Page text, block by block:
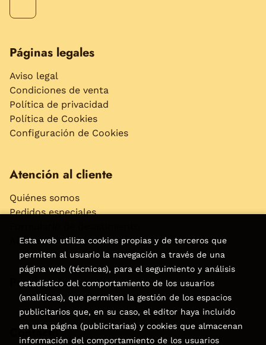
Páginas legales
Aviso legal
Condiciones de venta
Política de privacidad
Política de Cookies
Configuración de Cookies
Atención al cliente
Quiénes somos
Pedidos especiales
Accesibilidad
Puede interesarte
Contacto
Esta web utiliza cookies propias y de terceros que
permiten al usuario la navegación a través de una
página web (técnicas), para el seguimiento y análisis
estadístico del comportamiento de los usuarios
(analíticas), que permiten la gestión de los espacios
publicitarios que, en su caso, el editor haya incluido
en una página (publicitarias) y cookies que almacenan
información del comportamiento de los usuarios